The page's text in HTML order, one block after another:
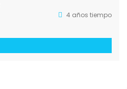
4 años tiempo